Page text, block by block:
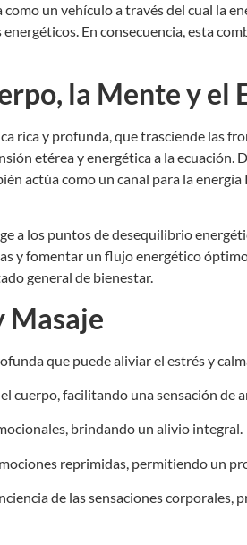
un vehículo a través del cual la
En consecuencia, esta
la Mente y el
rica y profunda, que trasciende las
etérea y energética a la ecuación.
actúa como un canal para la
a los puntos de desequilibrio
y fomentar un flujo energético
general de bienestar.
Masaje
que puede aliviar el estrés y
cuerpo, facilitando una sensación de
brindando un alivio integral.
reprimidas, permitiendo un
de las sensaciones